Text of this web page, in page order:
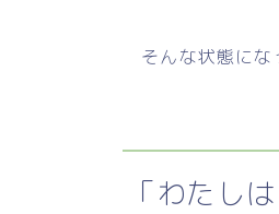
そんな状態にな
「わたし